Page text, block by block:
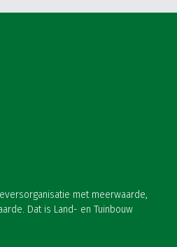
met meerwaarde,
Dat is Land- en Tuinbouw